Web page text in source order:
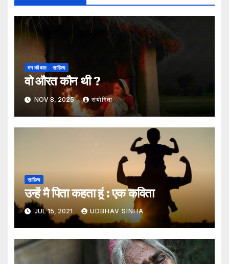
मन की बात साहित्य
वो औरत कौन थी ?
NOV 8, 2025 संयोगिता
साहित्य
उन्हें मै पिता कहता हूं : एक कविता
JUL 15, 2021 UDBHAV SINHA